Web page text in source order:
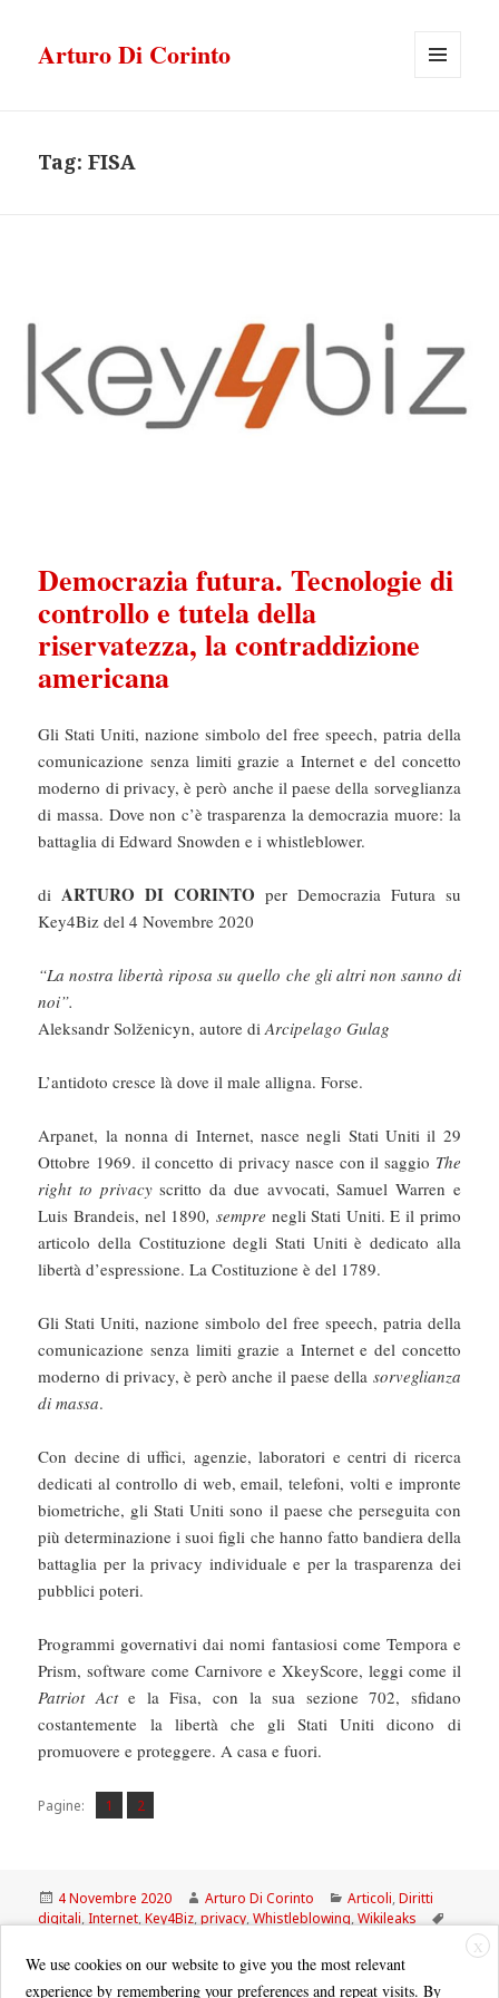
Arturo Di Corinto
Tag:FISA
Democrazia futura. Tecnologie di
controllo e tutela della
riservatezza, la contraddizione
americana
Gli Stati Uniti, nazione simbolo del free speech, patria della
comunicazione senza limiti grazie a Internet e del concetto
moderno di privacy, è però anche il paese della sorveglianza
di massa. Dove non c’è trasparenza la democrazia muore: la
battaglia di Edward Snowden e i whistleblower.
di ARTURO DI CORINTO per Democrazia Futura su
Key4Biz del 4 Novembre 2020
“La nostra libertà riposa su quello che gli altri non sanno di
noi”.
Aleksandr Solženicyn, autore diArcipelago Gulag
L’antidoto cresce là dove il male alligna. Forse.
Arpanet, la nonna di Internet, nasce negli Stati Uniti il 29
Ottobre 1969. il concetto di privacy nasce con il saggio The
right to privacyscritto da due avvocati, Samuel Warren e
Luis Brandeis, nel 1890, sempre negli Stati Uniti. E il primo
articolo della Costituzione degli Stati Uniti è dedicato alla
libertà d’espressione. La Costituzione è del 1789.
Gli Stati Uniti, nazione simbolo del free speech, patria della
comunicazione senza limiti grazie a Internet e del concetto
moderno di privacy, è però anche il paese della sorveglianza
di massa.
Con decine di uffici, agenzie, laboratori e centri di ricerca
dedicati al controllo di web, email, telefoni, volti e impronte
biometriche, gli Stati Uniti sono il paese che perseguita con
più determinazione i suoi figli che hanno fatto bandiera della
battaglia per la privacy individuale e per la trasparenza dei
pubblici poteri.
Programmi governativi dai nomi fantasiosi come Tempora e
Prism, software come Carnivore e XkeyScore, leggi come il
Patriot Acte la Fisa, con la sua sezione 702, sfidano
costantemente la libertà che gli Stati Uniti dicono di
promuovere e proteggere. A casa e fuori.
Pagine: Pagina
1 ,
Pagina
2
Scritto
il
4 Novembre 2020 Autore
Arturo Di Corinto Categorie
Articoli,Diritti
digitali,Internet,Key4Biz,privacy,Whistleblowing,Wikileaks
X
We use cookies on our website to give you the most relevant
experience by remembering your preferences and repeat visits. By